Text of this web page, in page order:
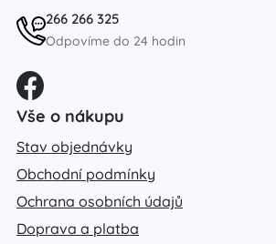
266 266 325
Odpovíme do 24 hodin
Vše o nákupu
Stav objednávky
Obchodní podmínky
Ochrana osobních údajů
Doprava a platba